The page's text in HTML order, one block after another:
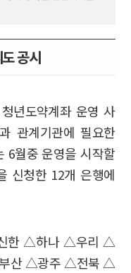
공시
년도약계좌 운영 사
관계기관에 필요한
6월중 운영을 시작할
신청한 12개 은행에
한 △하나 △우리 △
산 △광주 △전북 △